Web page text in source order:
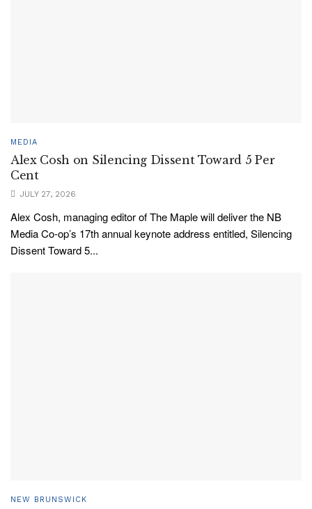
MEDIA
Alex Cosh on Silencing Dissent Toward 5 Per
Cent
JULY 27, 2026
Alex Cosh, managing editor of The Maple will deliver the NB
Media Co-op’s 17th annual keynote address entitled, Silencing
Dissent Toward 5...
NEW BRUNSWICK